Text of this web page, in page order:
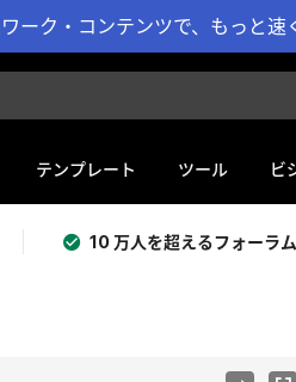
ーク・コンテンツで、もっと速
テンプレート ツール ビ
10 万人を超えるフォーラ